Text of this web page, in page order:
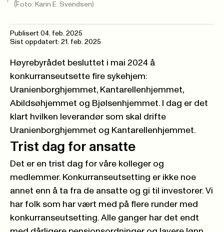
(Foto: Karin E. Svendsen)
Publisert 04. feb. 2025
Sist oppdatert: 21. feb. 2025
Høyrebyrådet besluttet i mai 2024 å
konkurranseutsette fire sykehjem:
Uranienborghjemmet, Kantarellenhjemmet,
Abildsøhjemmet og Bjølsenhjemmet. I dag er det
klart hvilken leverandør som skal drifte
Uranienborghjemmet og Kantarellenhjemmet.
Trist dag for ansatte
Det er en trist dag for våre kolleger og
medlemmer. Konkurranseutsetting er ikke noe
annet enn å ta fra de ansatte og gi til investorer. Vi
har folk som har vært med på flere runder med
konkurranseutsetting. Alle ganger har det endt